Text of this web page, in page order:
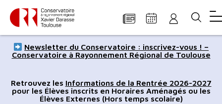
Panneau de gestion des cookies
Aller
au
principal
à
navigation
à
recherche
au
de
page
au
du
site
Newsletter du Conservatoire : inscrivez-vous ! –
Conservatoire à Rayonnement Régional de Toulouse
Retrouvez les Informations de la Rentrée 2026-2027
pour les Élèves inscrits en Horaires Aménagés ou les
Élèves Externes (Hors temps scolaire)